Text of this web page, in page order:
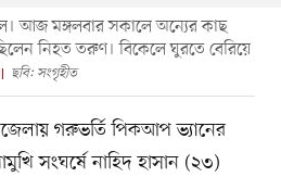
আজ মঙ্গলবার সকালে অন্যের কাছ
নিহত তরুণ। বিকেলে ঘুরতে বেরিয়ে
ছবি: সংগৃহীত
গরুভর্তি পিকআপ ভ্যানের
সংঘর্ষে নাহিদ হাসান (২৩)